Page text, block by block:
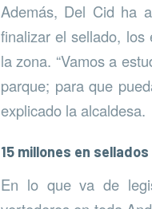
Además, Del Cid ha
finalizar el sellado, los
la zona. “Vamos a
parque; para que
explicado la alcaldesa.
15 millones en
En lo que va de